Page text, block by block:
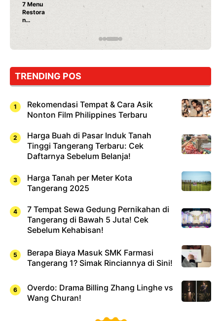
7 Menu
Restora
n
Jepang
yang
Dicoba,
Cuma
Sushi!
TRENDING POS
Rekomendasi Tempat & Cara Asik
Nonton Film Philippines Terbaru
Harga Buah di Pasar Induk Tanah
Tinggi Tangerang Terbaru: Cek
Daftarnya Sebelum Belanja!
Harga Tanah per Meter Kota
Tangerang 2025
7 Tempat Sewa Gedung Pernikahan di
Tangerang di Bawah 5 Juta! Cek
Sebelum Kehabisan!
Berapa Biaya Masuk SMK Farmasi
Tangerang 1? Simak Rinciannya di Sini!
Overdo: Drama Billing Zhang Linghe vs
Wang Churan!